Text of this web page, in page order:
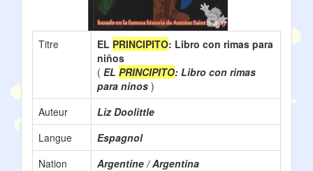
Titre EL PRINCIPITO: Libro con rimas para
niños
( EL PRINCIPITO: Libro con rimas
para ninos )
Auteur
Liz Doolittle
Langue
Espagnol
Nation
Argentine / Argentina